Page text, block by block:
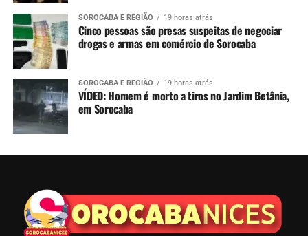
SOROCABA E REGIÃO 19 horas atrás
Cinco pessoas são presas suspeitas de negociar
drogas e armas em comércio de Sorocaba
SOROCABA E REGIÃO 19 horas atrás
VÍDEO: Homem é morto a tiros no Jardim Betânia,
em Sorocaba